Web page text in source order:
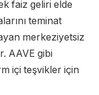
faiz geliri elde
teminat
merkeziyetsiz
AAVE gibi
içi teşvikler için